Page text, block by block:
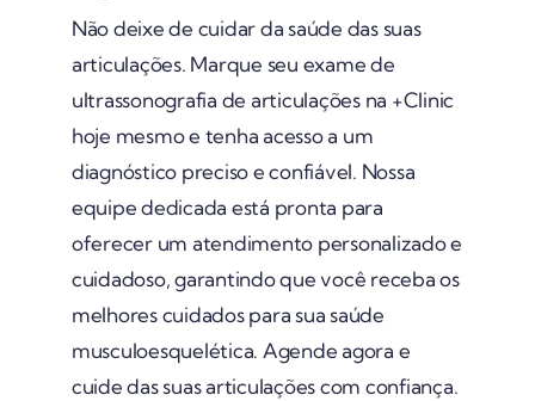
Não deixe de cuidar da saúde das suas
articulações. Marque seu exame de
ultrassonografia de articulações na +Clinic
hoje mesmo e tenha acesso a um
diagnóstico preciso e confiável. Nossa
equipe dedicada está pronta para
oferecer um atendimento personalizado e
cuidadoso, garantindo que você receba os
melhores cuidados para sua saúde
musculoesquelética. Agende agora e
cuide das suas articulações com confiança.